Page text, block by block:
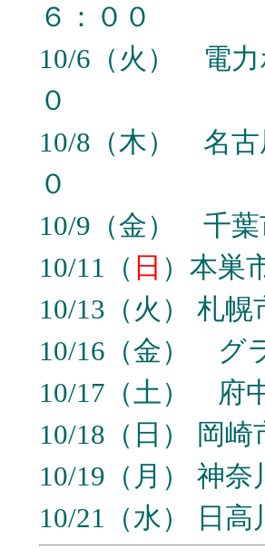
６：００
10/6（火）
０
10/8（木） 名
０
10/9（金） 千
10/11（ 日 ）本
10/13（火） 札
10/16（金） グ
10/17（土）
10/18（日） 岡
10/19（月） 神
10/21（水） 日